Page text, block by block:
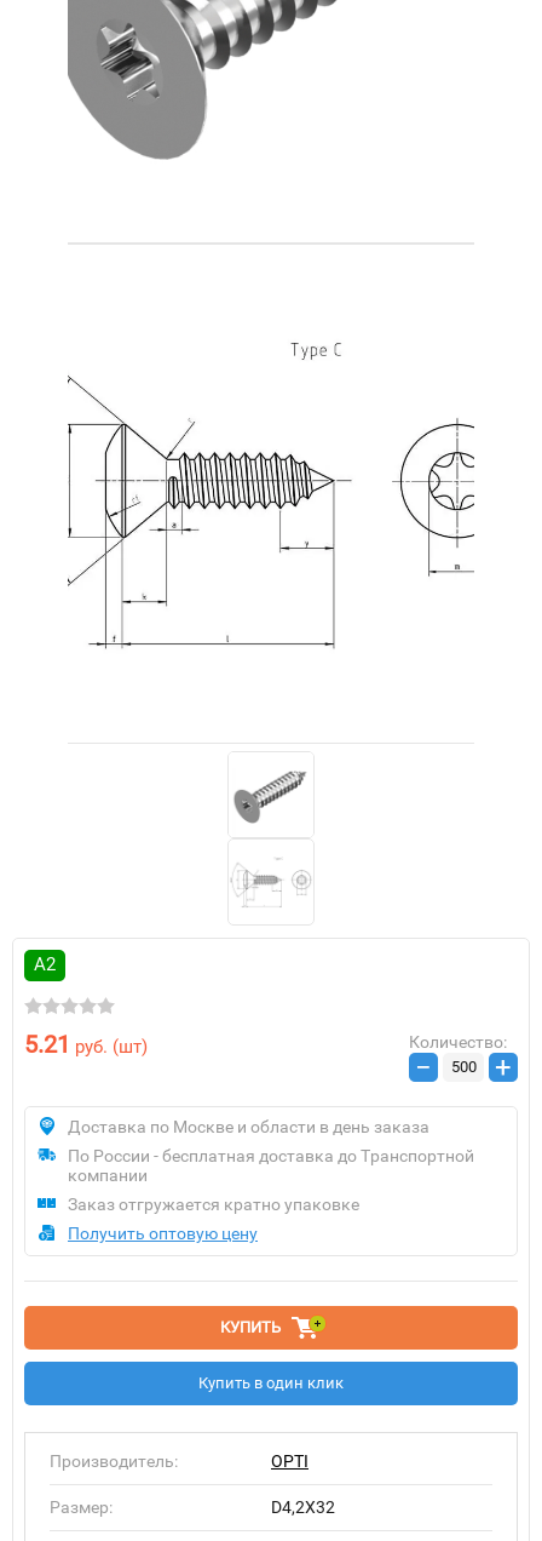
А2
5.21 руб. (шт) Количество:
− +
Доставка по Москве и области в день заказа
По России - бесплатная доставка до Транспортной
компании
Заказ отгружается кратно упаковке
Получить оптовую цену
КУПИТЬ
Купить в один клик
Производитель: OPTI
Размер: D4,2X32